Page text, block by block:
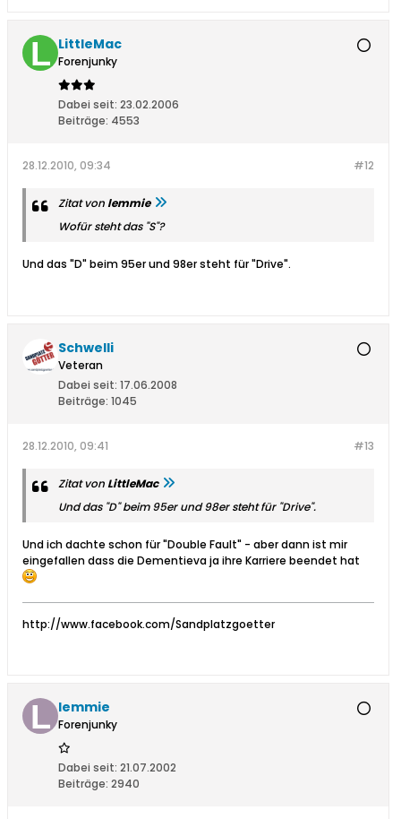
LittleMac
Forenjunky
Dabei seit: 23.02.2006
Beiträge: 4553
#12
28.12.2010, 09:34
Zitat vonlemmie
Wofür steht das "S"?
Und das "D" beim 95er und 98er steht für "Drive".
Schwelli
Veteran
Dabei seit: 17.06.2008
Beiträge: 1045
#13
28.12.2010, 09:41
Zitat vonLittleMac
Und das "D" beim 95er und 98er steht für "Drive".
Und ich dachte schon für "Double Fault" - aber dann ist mir
eingefallen dass die Dementieva ja ihre Karriere beendet hat
http://www.facebook.com/Sandplatzgoetter
lemmie
Forenjunky
Dabei seit: 21.07.2002
Beiträge: 2940